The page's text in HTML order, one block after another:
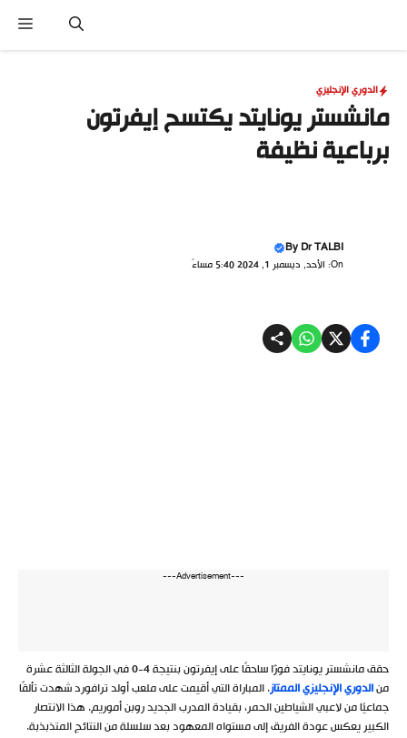
المحتوى
الدوري الإنجليزي
مانشستر يونايتد يكتسح إيفرتون
برباعية نظيفة
ByDr TALBI
On: الأحد, ديسمبر 1, 2024 5:40 مساءً
---Advertisement---
حقق مانشستر يونايتد فوزًا ساحقًا على إيفرتون بنتيجة 4-0 في الجولة الثالثة عشرة
منالدوري الإنجليزي الممتاز. المباراة التي أقيمت على ملعب أولد ترافورد شهدت تألقًا
جماعيًا من لاعبي الشياطين الحمر، بقيادة المدرب الجديد روبن أموريم. هذا الانتصار
الكبير يعكس عودة الفريق إلى مستواه المعهود بعد سلسلة من النتائج المتذبذبة.